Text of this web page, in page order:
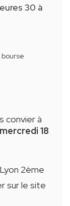
30 à
bourse
convier à
18
2ème
sur le site